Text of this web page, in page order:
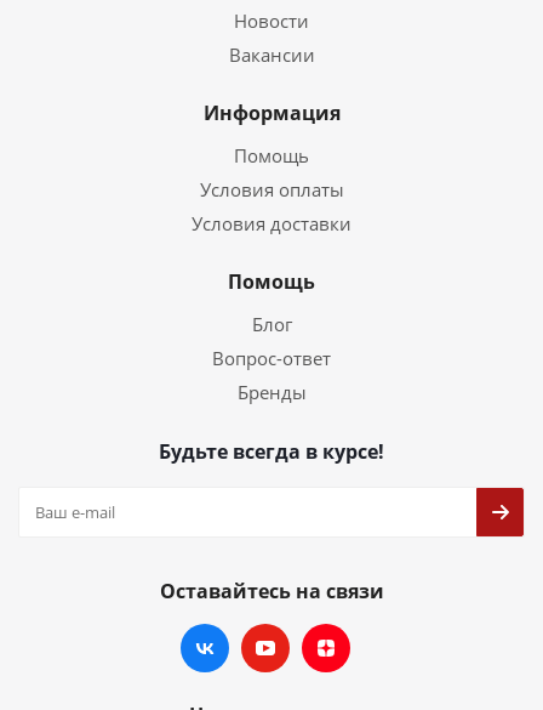
Новости
Вакансии
Информация
Помощь
Условия оплаты
Условия доставки
Помощь
Блог
Вопрос-ответ
Бренды
Будьте всегда в курсе!
Оставайтесь на связи